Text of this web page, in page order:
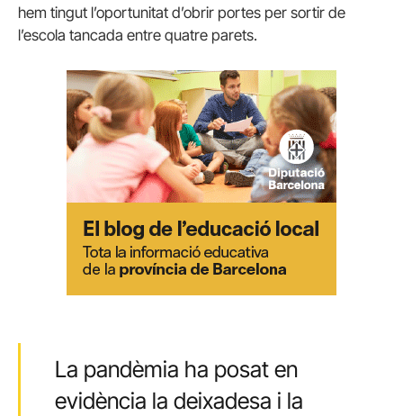
hem tingut l’oportunitat d’obrir portes per sortir de
l’escola tancada entre quatre parets.
La pandèmia ha posat en
evidència la deixadesa i la